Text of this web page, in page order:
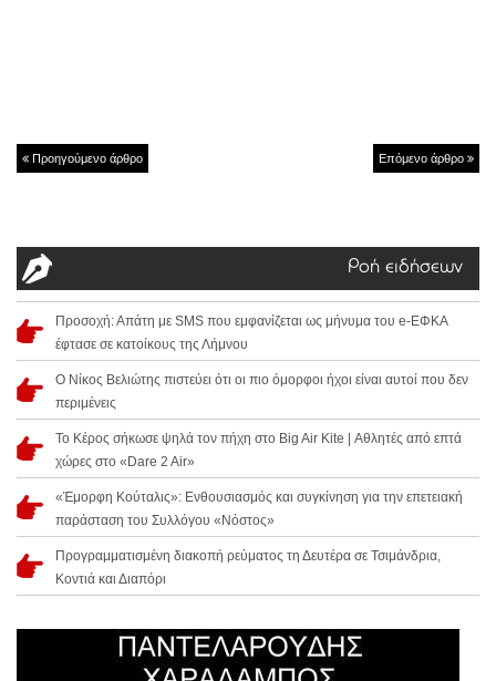
Προηγούμενο άρθρο Επόμενο άρθρο
Ροή ειδήσεων
Προσοχή: Απάτη με SMS που εμφανίζεται ως μήνυμα του e-ΕΦΚΑ
έφτασε σε κατοίκους της Λήμνου
Ο Νίκος Βελιώτης πιστεύει ότι οι πιο όμορφοι ήχοι είναι αυτοί που δεν
περιμένεις
Το Κέρος σήκωσε ψηλά τον πήχη στο Big Air Kite | Αθλητές από επτά
χώρες στο «Dare 2 Air»
«Έμορφη Κούταλις»: Ενθουσιασμός και συγκίνηση για την επετειακή
παράσταση του Συλλόγου «Νόστος»
Προγραμματισμένη διακοπή ρεύματος τη Δευτέρα σε Τσιμάνδρια,
Κοντιά και Διαπόρι